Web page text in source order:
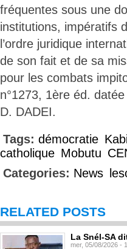
fréquentes sous une
institutions, impératifs
l’ordre juridique
de son fait et de sa
pour les combats
n°1273, 1ère éd.
D. DADEI.
Tags: démocratie
catholique Mobutu
Categories: News
RELATED POSTS
La Snél-SA
mer, 05/08/2026 -